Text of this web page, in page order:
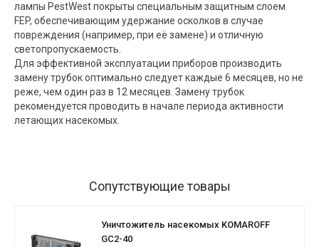
лампы PestWest покрыты специальным защитным слоем
FEP, обеспечивающим удержание осколков в случае
повреждения (например, при её замене) и отличную
светопропускаемость.
Для эффективной эксплуатации приборов производить
замену трубок оптимально следует каждые 6 месяцев, но не
реже, чем один раз в 12 месяцев. Замену трубок
рекомендуется проводить в начале периода активности
летающих насекомых.
Сопутствующие товары
Уничтожитель насекомых KOMAROFF
GC2-40